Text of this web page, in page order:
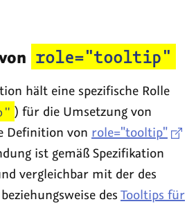
role="tooltip"
hält eine spezifische Rolle
) für die Umsetzung von
Definition von role="tooltip"
ist gemäß Spezifikation
vergleichbar mit der des
des Tooltips für